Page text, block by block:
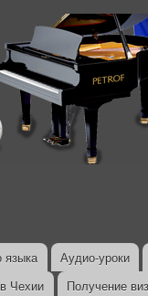
языка
Аудио-уроки
Чехии
Получение